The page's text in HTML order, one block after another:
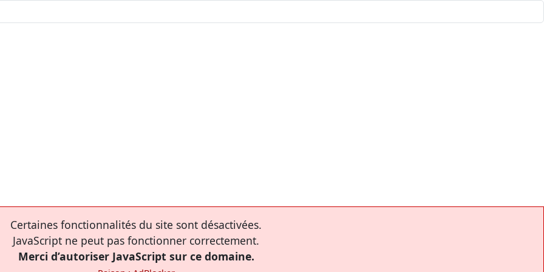
Certaines fonctionnalités du site sont désactivées.
JavaScript ne peut pas fonctionner correctement.
Merci d’autoriser JavaScript sur ce domaine.